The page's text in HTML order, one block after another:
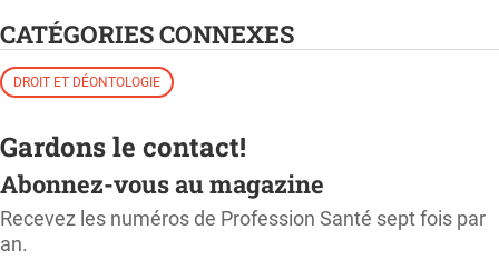
CATÉGORIES CONNEXES
DROIT ET DÉONTOLOGIE
Gardons le contact!
Abonnez-vous au magazine
Recevez les numéros de Profession Santé sept fois par
an.